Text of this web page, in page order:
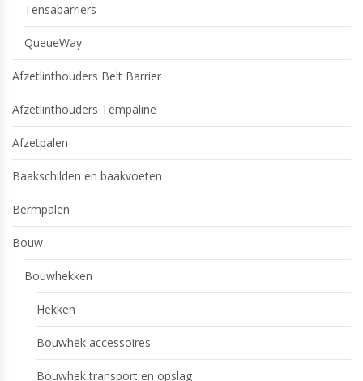
Tensabarriers
QueueWay
Afzetlinthouders Belt Barrier
Afzetlinthouders Tempaline
Afzetpalen
Baakschilden en baakvoeten
Bermpalen
Bouw
Bouwhekken
Hekken
Bouwhek accessoires
Bouwhek transport en opslag